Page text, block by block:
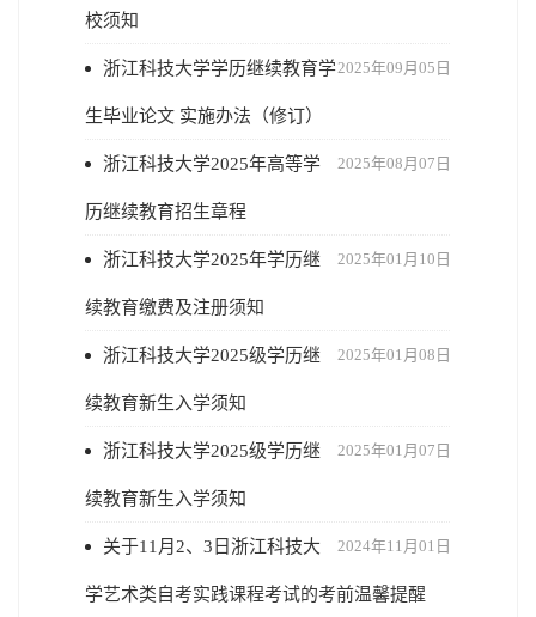
校须知
2025年09月05日
浙江科技大学学历继续教育学
生毕业论文 实施办法（修订）
2025年08月07日
浙江科技大学2025年高等学
历继续教育招生章程
2025年01月10日
浙江科技大学2025年学历继
续教育缴费及注册须知
2025年01月08日
浙江科技大学2025级学历继
续教育新生入学须知
2025年01月07日
浙江科技大学2025级学历继
续教育新生入学须知
2024年11月01日
关于11月2、3日浙江科技大
学艺术类自考实践课程考试的考前温馨提醒